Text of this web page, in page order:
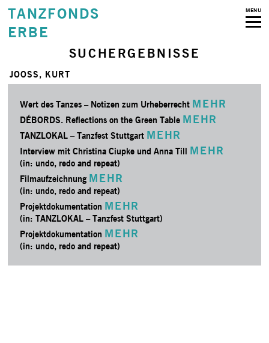
TANZFONDS
ERBE
MENU
SUCHERGEBNISSE
JOOSS, KURT
Wert des Tanzes – Notizen zum Urheberrecht MEHR
DÉBORDS. Reflections on the Green Table MEHR
TANZLOKAL – Tanzfest Stuttgart MEHR
Interview mit Christina Ciupke und Anna Till MEHR
(in: undo, redo and repeat)
Filmaufzeichnung MEHR
(in: undo, redo and repeat)
Projektdokumentation MEHR
(in: TANZLOKAL – Tanzfest Stuttgart)
Projektdokumentation MEHR
(in: undo, redo and repeat)